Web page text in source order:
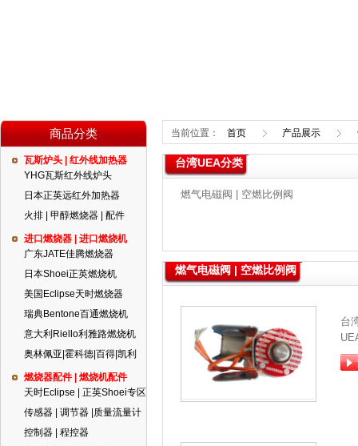
商品分类
瓦斯炉头 | 红外线加热器
YHG瓦斯红外线炉头
日本正英远红外加热器
火排 | 甲醇燃烧器 | 配件
进口燃烧器 | 进口燃烧机
广东JATE佳腾燃烧器
日本Shoei正英燃烧机
美国Eclipse天时燃烧器
瑞典Bentone百通燃烧机
意大利Riello利雅路燃烧机
奥林佩亚|霍科德|百得|凯利
燃烧器配件 | 燃烧机配件
天时Eclipse | 正英Shoei专区
传感器 | 调节器 |质量流量计
控制器 | 程控器
当前位置： 首页 产品展示
台湾UEA分类
燃气电磁阀 | 空燃比例阀
燃气电磁阀 | 空燃比例阀
台